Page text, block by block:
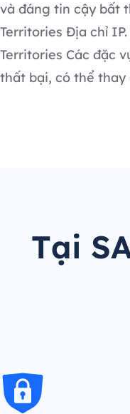
và đáng tin cậy bất
Territories Địa chỉ
Territories Các đặc
thất bại, có thể thay
Tại